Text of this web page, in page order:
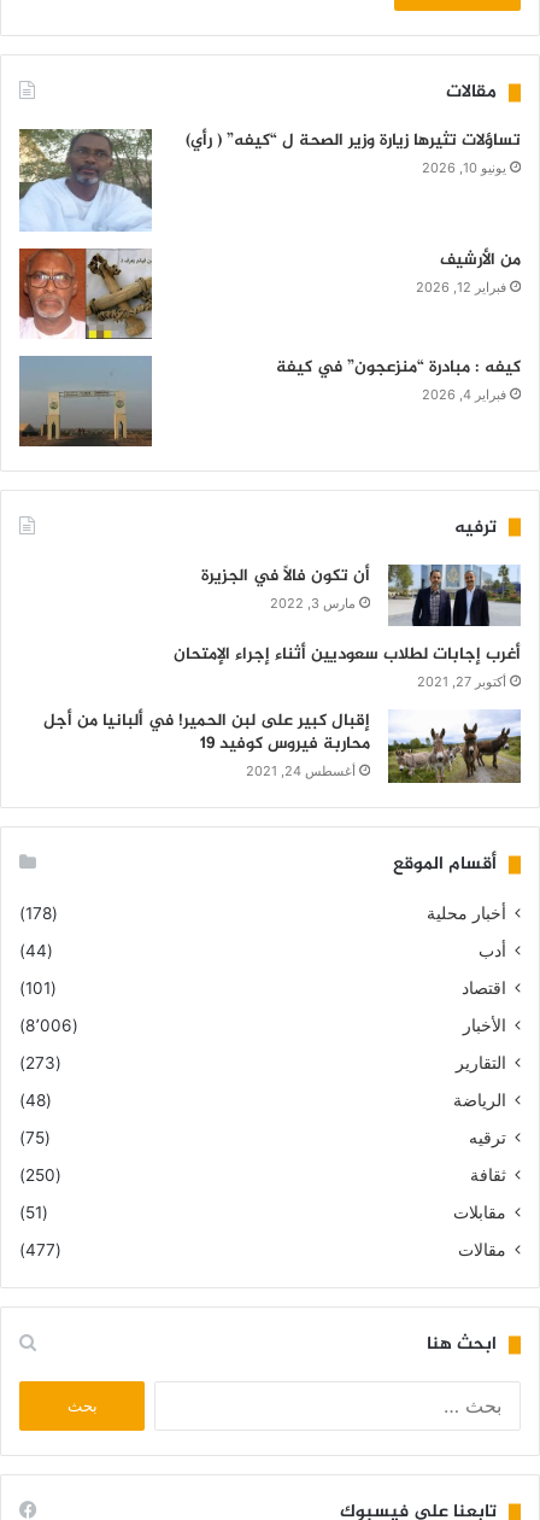
مقالات
تساؤلات تثيرها زيارة وزير الصحة ل “كيفه” ( رأي)
يونيو 10, 2026
من الأرشيف
فبراير 12, 2026
كيفه : مبادرة “منزعجون” في كيفة
فبراير 4, 2026
ترفيه
أن تكون فالاً في الجزيرة
مارس 3, 2022
أغرب إجابات لطلاب سعوديين أثناء إجراء الإمتحان
أكتوبر 27, 2021
إقبال كبير على لبن الحمير! في ألبانيا من أجل
محاربة فيروس كوفيد 19
أغسطس 24, 2021
أقسام الموقع
أخبار محلية
(178)
أدب
(44)
اقتصاد
(101)
الأخبار
(8٬006)
التقارير
(273)
الرياضة
(48)
ترقيه
(75)
ثقافة
(250)
مقابلات
(51)
مقالات
(477)
ابحث هنا
تابعنا على فيسبوك